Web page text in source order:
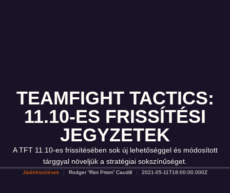
TEAMFIGHT TACTICS:
11.10-ES FRISSÍTÉSI
JEGYZETEK
A TFT 11.10-es frissítésében sok új lehetőséggel és módosított
tárggyal növeljük a stratégiai sokszínűséget.
Játékfrissítések Rodger “Riot Prism” Caudill 2021-05-11T18:00:00.000Z